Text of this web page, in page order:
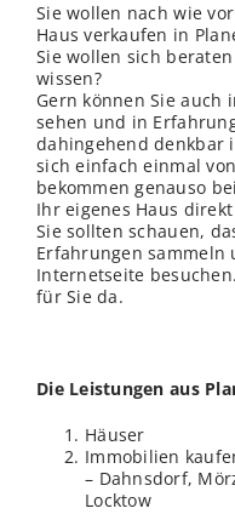
Sie wollen nach wie
Haus verkaufen in
Sie wollen sich
wissen?
Gern können Sie auch
sehen und in
dahingehend denkbar
sich einfach einmal
bekommen genauso
Ihr eigenes Haus
Sie sollten schauen,
Erfahrungen
Internetseite
für Sie da.
Die Leistungen aus
Häuser
Immobilien
– Dahnsdorf,
Locktow